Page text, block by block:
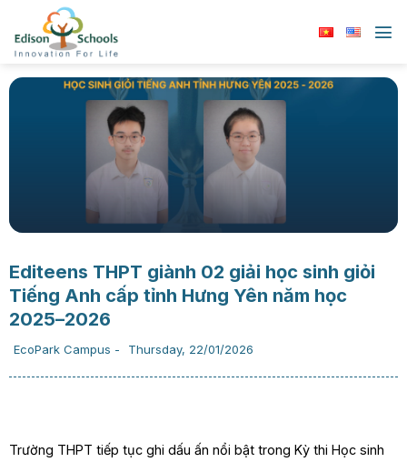
nội
Editeens THPT giành 02 giải học sinh giỏi
Tiếng Anh cấp tỉnh Hưng Yên năm học
2025–2026
EcoPark Campus - Thursday, 22/01/2026
Trường THPT tiếp tục ghi dấu ấn nổi bật trong Kỳ thi Học sinh